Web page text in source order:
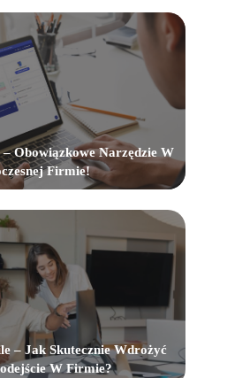
Obowiązkowe Narzędzie W
Firmie!
– Jak Skutecznie Wdrożyć
W Firmie?